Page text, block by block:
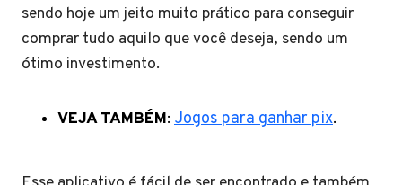
sendo hoje um jeito muito prático para conseguir
comprar tudo aquilo que você deseja, sendo um
ótimo investimento.
VEJA TAMBÉM: Jogos para ganhar pix.